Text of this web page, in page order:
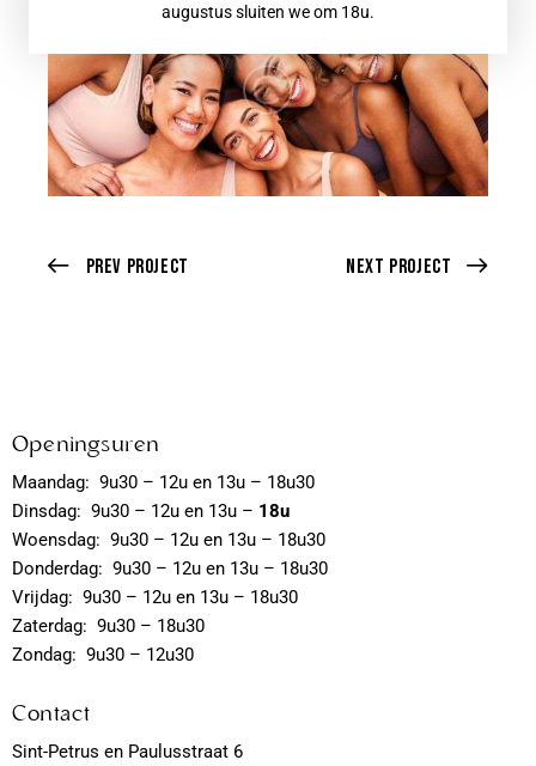
Prev Project Next Project
Openingsuren
Maandag: 9u30 – 12u en 13u – 18u30
Dinsdag: 9u30 – 12u en 13u – 18u
Woensdag: 9u30 – 12u en 13u – 18u30
Donderdag: 9u30 – 12u en 13u – 18u30
Vrijdag: 9u30 – 12u en 13u – 18u30
Zaterdag: 9u30 – 18u30
Zondag: 9u30 – 12u30
Contact
Sint-Petrus en Paulusstraat 6
augustus sluiten we om 18u.